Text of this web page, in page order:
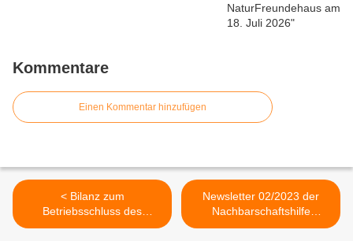
Kommentare
Einen Kommentar hinzufügen
< Bilanz zum
Betriebsschluss des
Corona-Testzentrums am
Newsletter 02/2023 der
Nachbarschaftshilfe
Veitshöchheim >